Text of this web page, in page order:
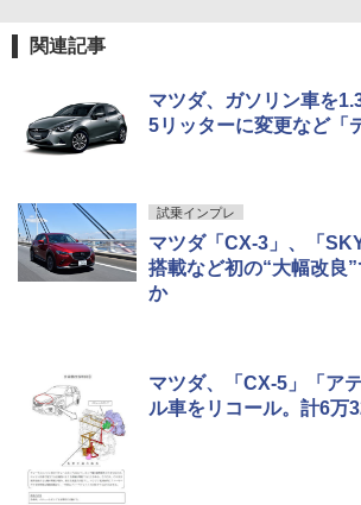
関連記事
マツダ、ガソリン車を
5リッターに変更など「
試乗インプレ
マツダ「CX-3」、「
搭載など初の“大幅改良
か
マツダ、「CX-5」「ア
ル車をリコール。計6万